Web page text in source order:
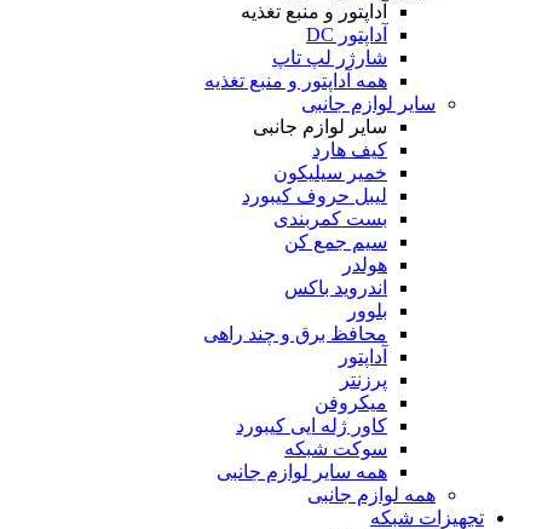
آداپتور و منبع تغذیه
آداپتور DC
شارژر لپ تاپ
همه آداپتور و منبع تغذیه
سایر لوازم جانبی
سایر لوازم جانبی
کیف هارد
خمیر سیلیکون
لیبل حروف کیبورد
بست کمربندی
سیم جمع کن
هولدر
اندروید باکس
بلوور
محافظ برق و چند راهی
آداپتور
پرزنتر
میکروفن
کاور ژله ایی کیبورد
سوکت شبکه
همه سایر لوازم جانبی
همه لوازم جانبی
تجهیزات شبکه